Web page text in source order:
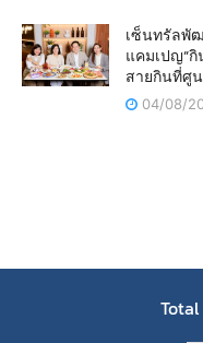
เซ็นทรัลพั
แคมเปญ“กิ
สายกินที่ศู
04/08/
Total